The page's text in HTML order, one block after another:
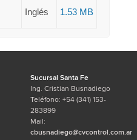
Inglés 1.53 MB
Sucursal Santa Fe
Ing. Cristian Busnadiego
Teléfono: +54 (341) 153-
283899
Mail:
cbusnadiego@cvcontrol.com.ar